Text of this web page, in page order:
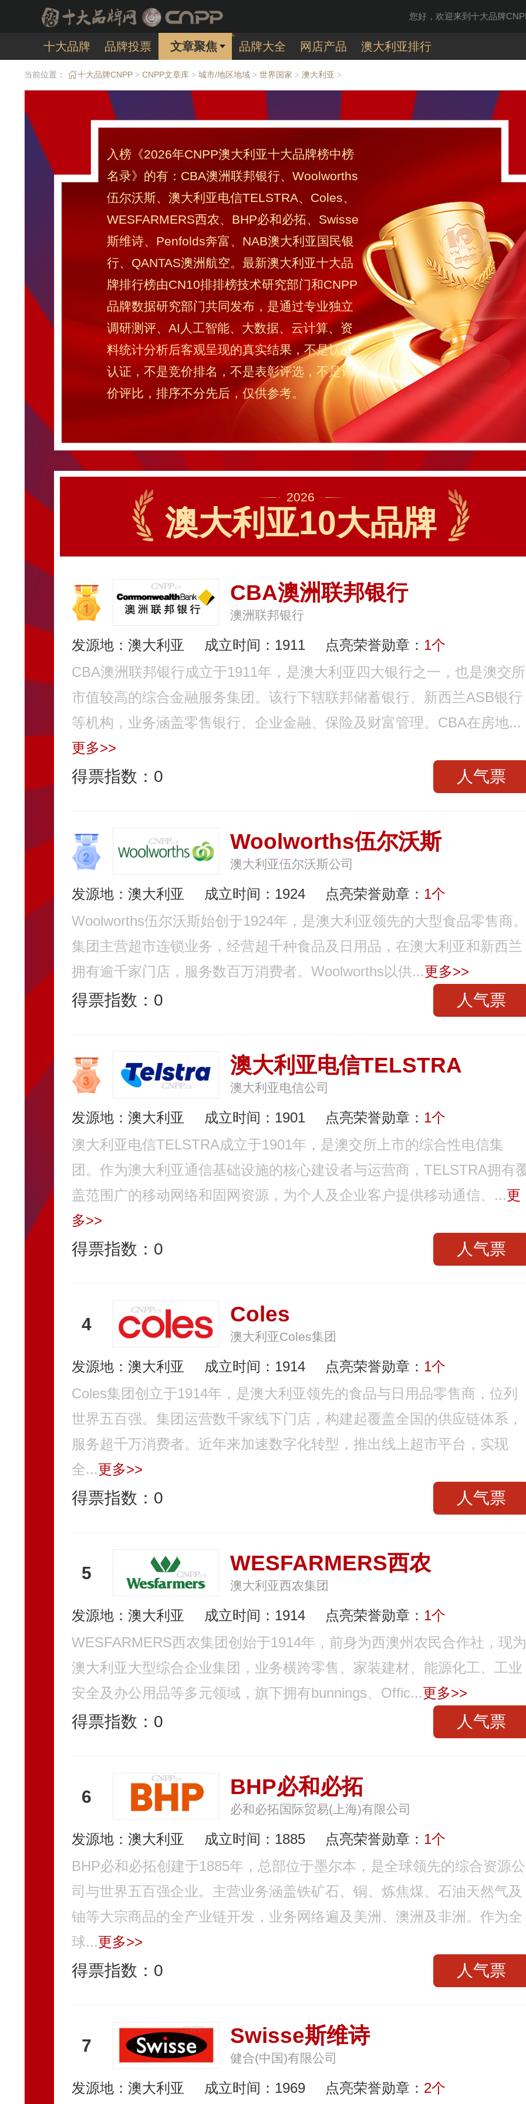
您好，欢迎来到十大品牌
十大品牌 品牌投票 文章聚焦 品牌大全 网店产品 澳大利亚排行
当前位置： 十大品牌CNPP > CNPP文章库 > 城市/地区地域 > 世界国家 > 澳大利亚 >
入榜《2026年CNPP澳大利亚十大品牌榜中榜
名录》的有：CBA澳洲联邦银行、Woolworths
伍尔沃斯、澳大利亚电信TELSTRA、Coles、
WESFARMERS西农、BHP必和必拓、Swisse
斯维诗、Penfolds奔富、NAB澳大利亚国民银
行、QANTAS澳洲航空。最新澳大利亚十大品
牌排行榜由CN10排排榜技术研究部门和CNPP
品牌数据研究部门共同发布，是通过专业独立
调研测评、AI人工智能、大数据、云计算、资
料统计分析后客观呈现的真实结果，不是认定
认证，不是竞价排名，不是表彰评选，不是评
价评比，排序不分先后，仅供参考。
2026
澳大利亚10大品牌
CBA澳洲联邦银行
澳洲联邦银行
发源地：澳大利亚 成立时间：1911 点亮荣誉勋章： 1个
CBA澳洲联邦银行成立于1911年，是澳大利亚四大银行之一，也是澳交所
市值较高的综合金融服务集团。该行下辖联邦储蓄银行、新西兰ASB银行
等机构，业务涵盖零售银行、企业金融、保险及财富管理。CBA在房地...
更多>>
得票指数： 0 人气票
Woolworths伍尔沃斯
澳大利亚伍尔沃斯公司
发源地：澳大利亚 成立时间：1924 点亮荣誉勋章： 1个
Woolworths伍尔沃斯始创于1924年，是澳大利亚领先的大型食品零售商
集团主营超市连锁业务，经营超千种食品及日用品，在澳大利亚和新西兰
拥有逾千家门店，服务数百万消费者。Woolworths以供...更多>>
得票指数： 0 人气票
澳大利亚电信TELSTRA
澳大利亚电信公司
发源地：澳大利亚 成立时间：1901 点亮荣誉勋章： 1个
澳大利亚电信TELSTRA成立于1901年，是澳交所上市的综合性电信集
团。作为澳大利亚通信基础设施的核心建设者与运营商，TELSTRA拥有
盖范围广的移动网络和固网资源，为个人及企业客户提供移动通信、...更
多>>
得票指数： 0 人气票
4 Coles
澳大利亚Coles集团
发源地：澳大利亚 成立时间：1914 点亮荣誉勋章： 1个
Coles集团创立于1914年，是澳大利亚领先的食品与日用品零售商，位列
世界五百强。集团运营数千家线下门店，构建起覆盖全国的供应链体系，
服务超千万消费者。近年来加速数字化转型，推出线上超市平台，实现
全...更多>>
得票指数： 0 人气票
5 WESFARMERS西农
澳大利亚西农集团
发源地：澳大利亚 成立时间：1914 点亮荣誉勋章： 1个
WESFARMERS西农集团创始于1914年，前身为西澳州农民合作社，现为
澳大利亚大型综合企业集团，业务横跨零售、家装建材、能源化工、工业
安全及办公用品等多元领域，旗下拥有bunnings、Offic...更多>>
得票指数： 0 人气票
6 BHP必和必拓
必和必拓国际贸易(上海)有限公司
发源地：澳大利亚 成立时间：1885 点亮荣誉勋章： 1个
BHP必和必拓创建于1885年，总部位于墨尔本，是全球领先的综合资源公
司与世界五百强企业。主营业务涵盖铁矿石、铜、炼焦煤、石油天然气及
铀等大宗商品的全产业链开发，业务网络遍及美洲、澳洲及非洲。作为全
球...更多>>
得票指数： 0 人气票
7 Swisse斯维诗
健合(中国)有限公司
发源地：澳大利亚 成立时间：1969 点亮荣誉勋章： 2个
悍马HORSE 400-012-6012